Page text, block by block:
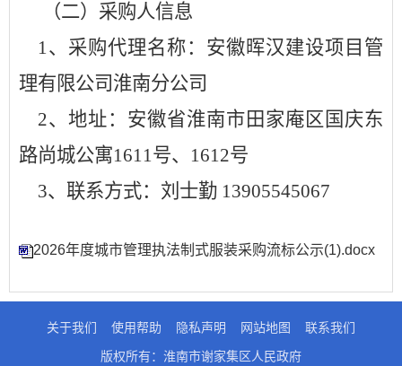
（二）采购人信息
1、 采购代理名称： 安徽晖汉建设项目管
理有限公司淮南分公司
2、地址：安徽省淮南市田家庵区国庆东
路尚城公寓1611号、1612号
3、 联系方式： 刘士勤 13905545067
2026年度城市管理执法制式服装采购流标公示(1).docx
关于我们 使用帮助 隐私声明 网站地图
联系我们
版权所有：淮南市谢家集区人民政府